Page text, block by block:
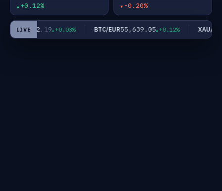
+0.12% -0.20%
LIVE
JPY182.19 +0.03% BTC/EUR55,639.05 +0.12% XAU/EUR